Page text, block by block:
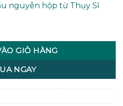
nguyên hộp từ Thụy Sĩ
(trẻ từ 1-10 tuổi) số lượng
GIỎ HÀNG
NGAY